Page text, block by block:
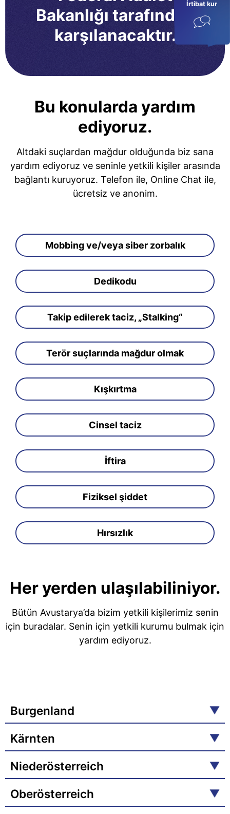
İrtibat kur
Bakanlığı tarafından
karşılanacaktır.
Bu konularda yardım
ediyoruz.
Altdaki suçlardan mağdur olduğunda biz sana
yardım ediyoruz ve seninle yetkili kişiler arasında
bağlantı kuruyoruz. Telefon ile, Online Chat ile,
ücretsiz ve anonim.
Mobbing ve/veya siber zorbalık
Dedikodu
Takip edilerek taciz, „Stalking“
Terör suçlarında mağdur olmak
Kışkırtma
Cinsel taciz
İftira
Fiziksel şiddet
Hırsızlık
Her yerden ulaşılabiliniyor.
Bütün Avustarya’da bizim yetkili kişilerimiz senin
için buradalar. Senin için yetkili kurumu bulmak için
yardım ediyoruz.
Burgenland
Kärnten
Niederösterreich
Oberösterreich